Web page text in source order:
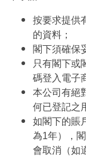
按要求提供
的資料；
閣下須確保
只有閣下或
碼登入電子
本公司有絕
何已登記之
如閣下的賬
為1年），
會取消（如